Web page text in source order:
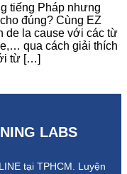
tiếng Pháp nhưng
cho đúng? Cùng EZ
de la cause với các từ
qua cách giải thích
từ […]
LABS
tại TPHCM. Luyện